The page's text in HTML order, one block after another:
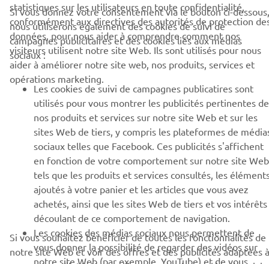
Lisez notre politique de confidentialité pour savoir comment
nous traitons vos données personnelles :Politique de
Confidentialité
France (French)
© Copyright - 2026 Yamaha Motor Europe N.V. - All Rights
Reserved
Politique de confidentialité Cookies Mentions légales
statistiques sur les utilisateurs en toute confidentialité,
conformément aux directives des autorités de protection
données, pour nous aider à comprendre comment nos
visiteurs utilisent notre site Web. Ils sont utilisés pour nous
aider à améliorer notre site web, nos produits, services et
opérations marketing.
Si vous donnez votre consentement via le bouton ci-dessous,
nous utiliserons également des cookies de suivi de
campagnes publicitaires et des cookies liés aux médias
sociaux :
Les cookies de suivi de campagnes publicatires sont
utilisés pour vous montrer les publicités pertinentes de
nos produits et services sur notre site Web et sur les
sites Web de tiers, y compris les plateformes de
sociaux telles que Facebook. Ces publicités s'affichent
en fonction de votre comportement sur notre site
tels que les produits et services consultés, les
ajoutés à votre panier et les articles que vous avez
achetés, ainsi que les sites Web de tiers et vos intérêts
découlant de ce comportement de navigation.
Les cookies des médias sociaux nous permettent de
vous donner la possibilité de regarder des vidéos sur
notre site Web (par exemple, YouTube) et de vous
Si vous souhaitez bénéficier de toutes les fonctionnalités de
notre site Web et voir des offres et des publicités adaptées à